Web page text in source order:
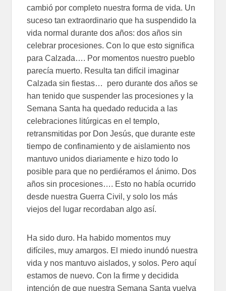
cambió por completo nuestra forma de vida. Un
suceso tan extraordinario que ha suspendido la
vida normal durante dos años: dos años sin
celebrar procesiones. Con lo que esto significa
para Calzada…. Por momentos nuestro pueblo
parecía muerto. Resulta tan difícil imaginar
Calzada sin fiestas… pero durante dos años se
han tenido que suspender las procesiones y la
Semana Santa ha quedado reducida a las
celebraciones litúrgicas en el templo,
retransmitidas por Don Jesús, que durante este
tiempo de confinamiento y de aislamiento nos
mantuvo unidos diariamente e hizo todo lo
posible para que no perdiéramos el ánimo. Dos
años sin procesiones…. Esto no había ocurrido
desde nuestra Guerra Civil, y solo los más
viejos del lugar recordaban algo así.
Ha sido duro. Ha habido momentos muy
difíciles, muy amargos. El miedo inundó nuestra
vida y nos mantuvo aislados, y solos. Pero aquí
estamos de nuevo. Con la firme y decidida
intención de que nuestra Semana Santa vuelva